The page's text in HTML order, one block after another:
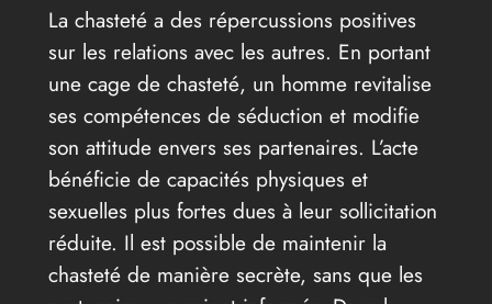
La chasteté a des répercussions positives
sur les relations avec les autres. En portant
une cage de chasteté, un homme revitalise
ses compétences de séduction et modifie
son attitude envers ses partenaires. L’acte
bénéficie de capacités physiques et
sexuelles plus fortes dues à leur sollicitation
réduite. Il est possible de maintenir la
chasteté de manière secrète, sans que les